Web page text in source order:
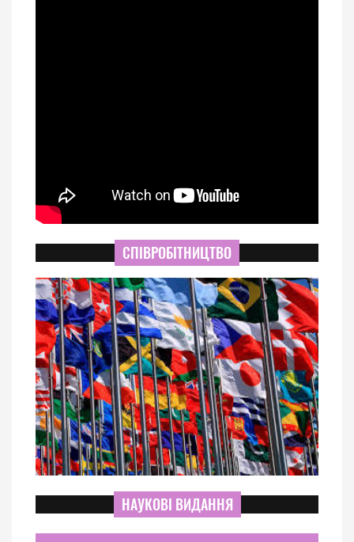
СПІВРОБІТНИЦТВО
НАУКОВІ ВИДАННЯ